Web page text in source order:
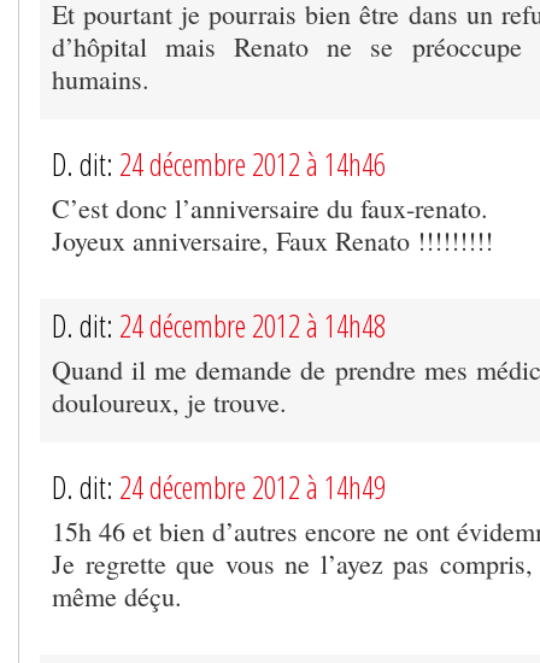
Et pourtant je pourrais bien être dans un
d’hôpital mais Renato ne se
humains.
D. dit: 24 décembre 2012 à 14h46
C’est donc l’anniversaire du faux-renato.
Joyeux anniversaire, Faux Renato !!!!!!!!!
D. dit: 24 décembre 2012 à 14h48
Quand il me demande de prendre mes
douloureux, je trouve.
D. dit: 24 décembre 2012 à 14h49
15h 46 et bien d’autres encore ne ont
Je regrette que vous ne l’ayez pas
même déçu.